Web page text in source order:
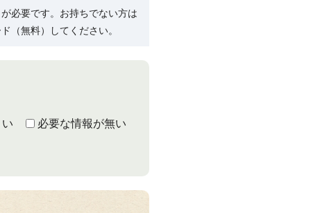
必要です。お持ちでない方は
（無料）してください。
必要な情報が無い